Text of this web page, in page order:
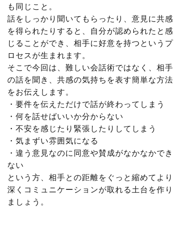
も同じこと。
話をしっかり聞いてもらったり、意見に共感
を得られたりすると、自分が認められたと感
じることができ、相手に好意を持つというプ
ロセスが生まれます。
そこで今回は、難しい会話術ではなく、相手
の話を聞き、共感の気持ちを表す簡単な方法
をお伝えします。
・要件を伝えただけで話が終わってしまう
・何を話せばいいか分からない
・不安を感じたり緊張したりしてしまう
・気まずい雰囲気になる
・違う意見なのに同意や賛成がなかなかでき
ない
という方、相手との距離をぐっと縮めてより
深くコミュニケーションが取れる土台を作り
ましょう。